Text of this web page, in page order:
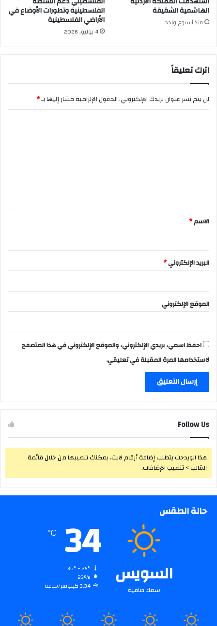
الهاشمية الشقيقة
منذ أسبوع واحد
الفلسطينية وتطورات الأوضاع في
الأراضي الفلسطينية
4 يوليو، 2026
اترك تعليقاً
لن يتم نشر عنوان بريدك الإلكتروني.الحقول الإلزامية مشار إليها بـ*
*
الاسم*
البريد الإلكتروني*
الموقع الإلكتروني
احفظ اسمي، بريدي الإلكتروني، والموقع الإلكتروني في هذا المتصفح
لاستخدامها المرة المقبلة في تعليقي.
Follow Us
هذا الويدجت يتطلب إضافة أرقام لايت، يمكنك تنصيبها من خلال قائمة
القالب > تنصيب الإضافات.
حالة الطقس
السويس
سماء صافية
34
℃
23%
3.34 كيلومتر/ساعة